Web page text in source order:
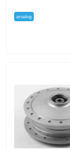
analog